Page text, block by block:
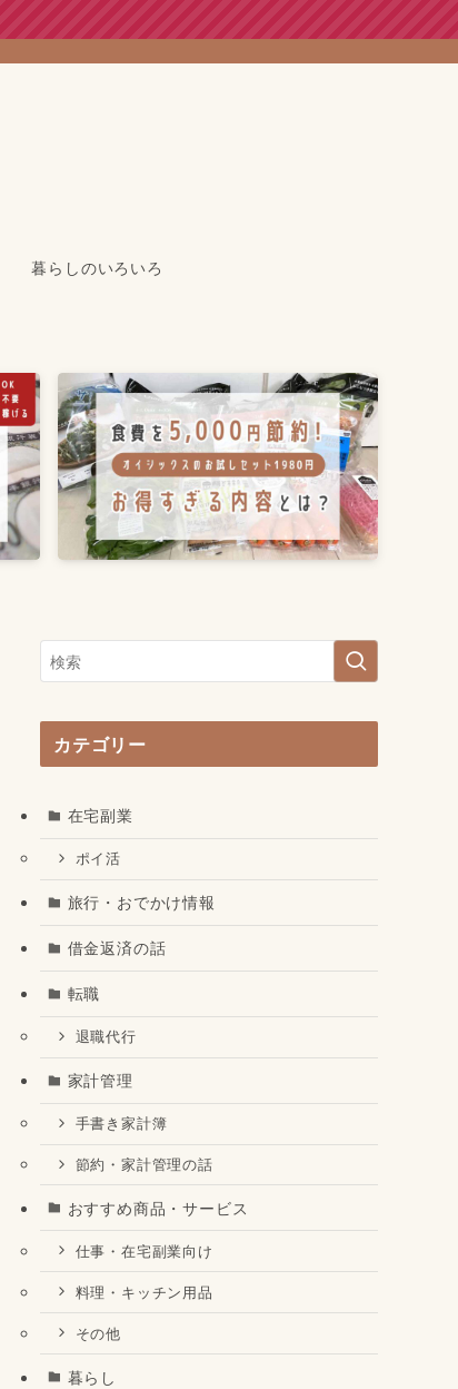
暮らしのいろいろ
カテゴリー
在宅副業
ポイ活
旅行・おでかけ情報
借金返済の話
転職
退職代行
家計管理
手書き家計簿
節約・家計管理の話
おすすめ商品・サービス
仕事・在宅副業向け
料理・キッチン用品
その他
暮らし